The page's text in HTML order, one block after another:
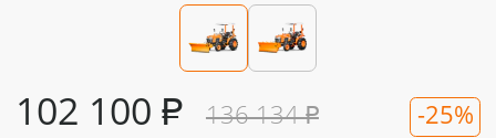
136 134₽ -25%
102 100 ₽